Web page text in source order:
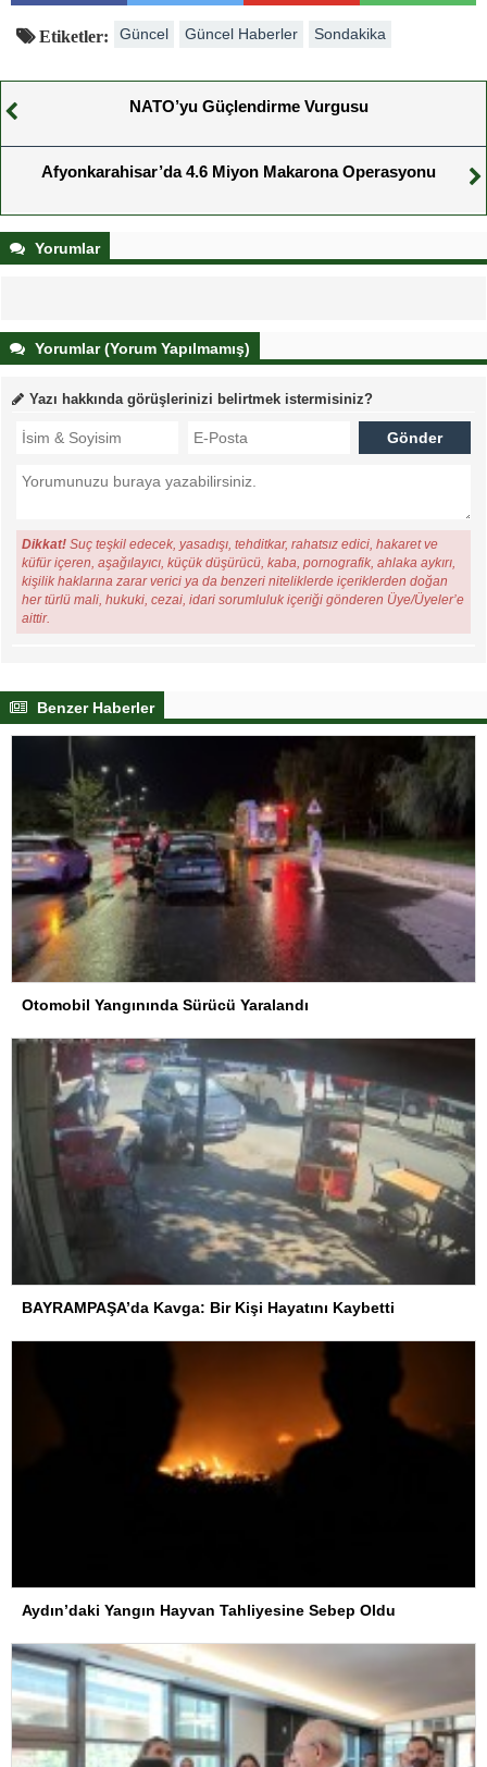
Etiketler: Güncel Güncel Haberler Sondakika
NATO’yu Güçlendirme Vurgusu
Afyonkarahisar’da 4.6 Miyon Makarona Operasyonu
Yorumlar
Yorumlar (Yorum Yapılmamış)
Yazı hakkında görüşlerinizi belirtmek istermisiniz?
Dikkat! Suç teşkil edecek, yasadışı, tehditkar, rahatsız edici, hakaret ve
küfür içeren, aşağılayıcı, küçük düşürücü, kaba, pornografik, ahlaka aykırı,
kişilik haklarına zarar verici ya da benzeri niteliklerde içeriklerden doğan
her türlü mali, hukuki, cezai, idari sorumluluk içeriği gönderen Üye/Üyeler’e
aittir.
Benzer Haberler
Otomobil Yangınında Sürücü Yaralandı
BAYRAMPAŞA’da Kavga: Bir Kişi Hayatını Kaybetti
Aydın’daki Yangın Hayvan Tahliyesine Sebep Oldu